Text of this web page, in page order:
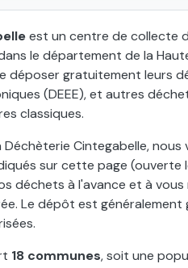
est un centre de collecte
le département de la
déposer gratuitement leurs
(DEEE), et autres
classiques.
Cintegabelle, nous
sur cette page (ouverte
déchets à l'avance et à
Le dépôt est
18 communes, soit une